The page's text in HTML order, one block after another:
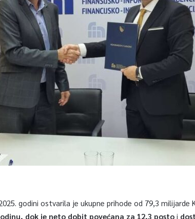
godini ostvarila je ukupne prihode od 79,3 milijarde
dok je neto dobit povećana za 12,3 posto i